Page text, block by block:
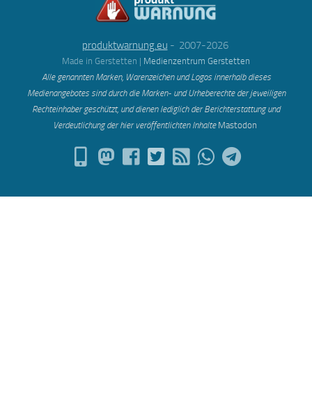
produktwarnung.eu - 2007-2026
Made in Gerstetten | Medienzentrum Gerstetten
Alle genannten Marken, Warenzeichen und Logos innerhalb dieses
Medienangebotes sind durch die Marken- und Urheberechte der jeweiligen
Rechteinhaber geschützt, und dienen lediglich der Berichterstattung und
Verdeutlichung der hier veröffentlichten Inhalte Mastodon